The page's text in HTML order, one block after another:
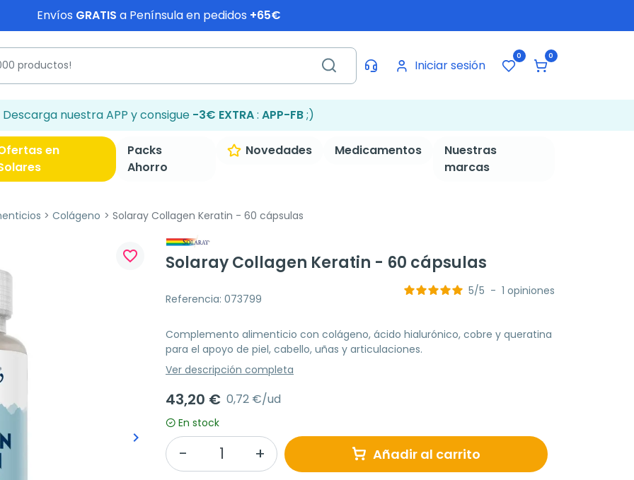
Envíos GRATIS a Península en pedidos +65€
Iniciar sesión
0 0
Descarga nuestra APP y consigue -3€ EXTRA: APP-FB;)
en
Packs
Ahorro
Novedades Medicamentos
Nuestras
marcas
Colágeno Solaray Collagen Keratin - 60 cápsulas
Siguiente
keyboard_arrow_right
favorite_border Solaray Collagen Keratin - 60 cápsulas
Referencia: 073799
5/5 - 1 opiniones
Complemento alimenticio con colágeno, ácido hialurónico, cobre y queratina
para el apoyo de piel, cabello, uñas y articulaciones.
Ver descripción completa
43,20 € 0,72 €/ud
En stock
Añadir al carrito